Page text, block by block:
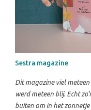
Sestra magazine
Dit magazine viel
werd meteen blij. Echt
buiten om in het